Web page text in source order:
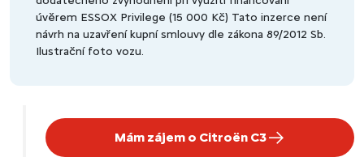
úvěrem ESSOX Privilege (15 000 Kč) Tato inzerce není
návrh na uzavření kupní smlouvy dle zákona 89/2012 Sb.
Ilustrační foto vozu.
Mám zájem o Citroën C3